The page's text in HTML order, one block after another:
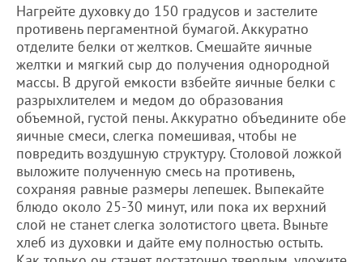
Нагрейте духовку до 150 градусов и застелите
противень пергаментной бумагой. Аккуратно
отделите белки от желтков. Смешайте яичные
желтки и мягкий сыр до получения однородной
массы. В другой емкости взбейте яичные белки с
разрыхлителем и медом до образования
объемной, густой пены. Аккуратно объедините обе
яичные смеси, слегка помешивая, чтобы не
повредить воздушную структуру. Столовой ложкой
выложите полученную смесь на противень,
сохраняя равные размеры лепешек. Выпекайте
блюдо около 25-30 минут, или пока их верхний
слой не станет слегка золотистого цвета. Выньте
хлеб из духовки и дайте ему полностью остыть.